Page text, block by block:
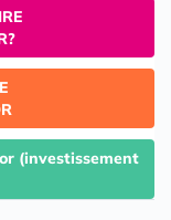
(investissement